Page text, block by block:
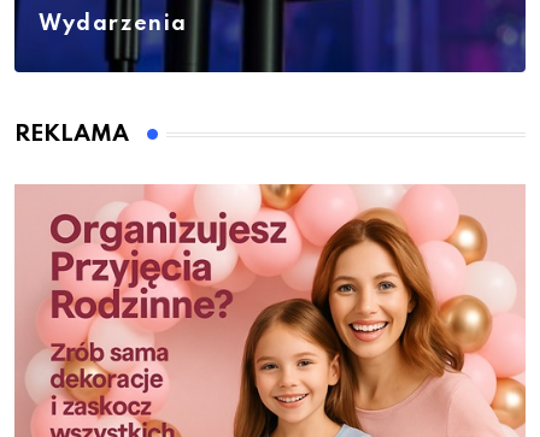
Wydarzenia
REKLAMA